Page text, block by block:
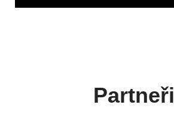
Partneři